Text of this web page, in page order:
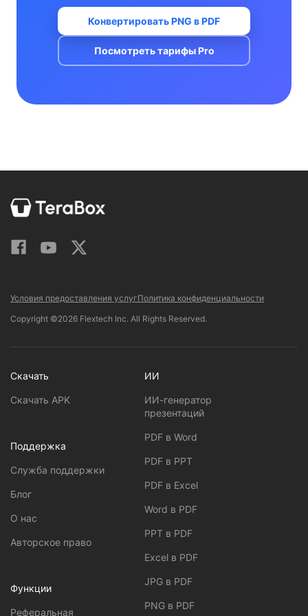
Конвертировать PNG в PDF
Посмотреть тарифы Pro
Условия предоставления услугПолитика конфиденциальности
Copyright ©2026 Flextech Inc. All Rights Reserved.
Скачать
Скачать APK
Поддержка
Служба поддержки
Блог
О нас
Авторское право
Функции
Реферальная
ИИ
ИИ-генератор
презентаций
PDF в Word
PDF в PPT
PDF в Excel
Word в PDF
PPT в PDF
Excel в PDF
JPG в PDF
PNG в PDF